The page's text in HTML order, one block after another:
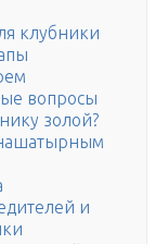
клубники
вопросы
золой?
и